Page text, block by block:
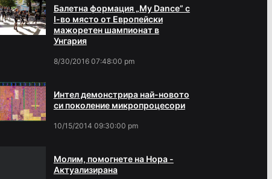
Балетна формация „My Dance” с
І-во място от Европейски
мажоретен шампионат в
Унгария
8/30/2016 07:48:00 pm
Интел демонстрира най-новото
си поколение микропроцесори
10/15/2014 09:30:00 pm
Молим, помогнете на Нора -
Актуализирана